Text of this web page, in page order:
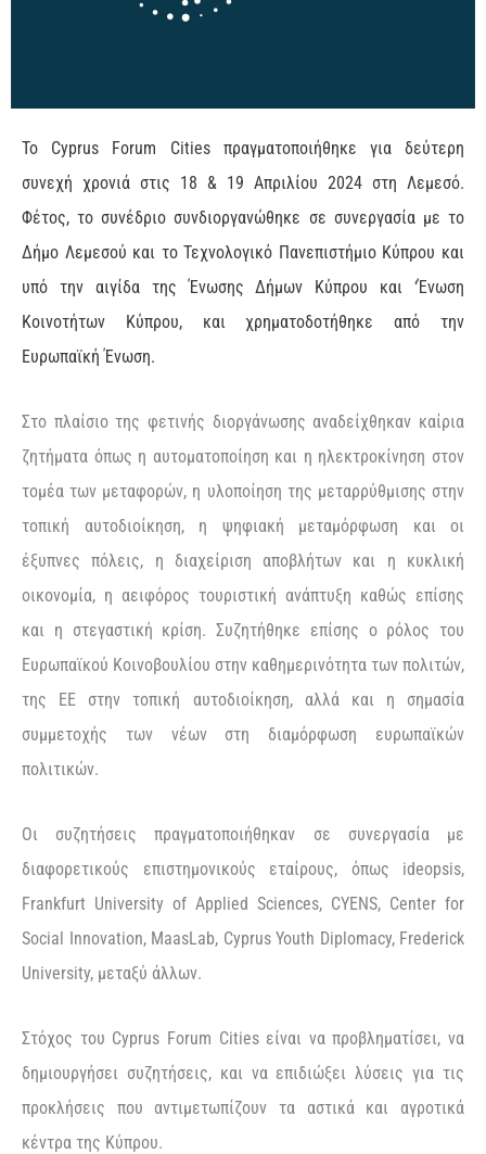
Το Cyprus Forum Cities πραγματοποιήθηκε για δεύτερη
συνεχή χρονιά στις 18 & 19 Απριλίου 2024 στη Λεμεσό.
Φέτος, το συνέδριο συνδιοργανώθηκε σε συνεργασία με το
Δήμο Λεμεσού και το Τεχνολογικό Πανεπιστήμιο Κύπρου και
υπό την αιγίδα της Ένωσης Δήμων Κύπρου και ‘Ένωση
Κοινοτήτων Κύπρου, και χρηματοδοτήθηκε από την
Ευρωπαϊκή Ένωση.
Στο πλαίσιο της φετινής διοργάνωσης αναδείχθηκαν καίρια
ζητήματα όπως η αυτοματοποίηση και η ηλεκτροκίνηση στον
τομέα των μεταφορών, η υλοποίηση της μεταρρύθμισης στην
τοπική αυτοδιοίκηση, η ψηφιακή μεταμόρφωση και οι
έξυπνες πόλεις, η διαχείριση αποβλήτων και η κυκλική
οικονομία, η αειφόρος τουριστική ανάπτυξη καθώς επίσης
και η στεγαστική κρίση. Συζητήθηκε επίσης ο ρόλος του
Ευρωπαϊκού Κοινοβουλίου στην καθημερινότητα των πολιτών,
της ΕΕ στην τοπική αυτοδιοίκηση, αλλά και η σημασία
συμμετοχής των νέων στη διαμόρφωση ευρωπαϊκών
πολιτικών.
Οι συζητήσεις πραγματοποιήθηκαν σε συνεργασία με
διαφορετικούς επιστημονικούς εταίρους, όπως ideopsis,
Frankfurt University of Applied Sciences, CYENS, Center for
Social Innovation, MaasLab, Cyprus Youth Diplomacy, Frederick
University, μεταξύ άλλων.
Στόχος του Cyprus Forum Cities είναι να προβληματίσει, να
δημιουργήσει συζητήσεις, και να επιδιώξει λύσεις για τις
προκλήσεις που αντιμετωπίζουν τα αστικά και αγροτικά
κέντρα της Κύπρου.